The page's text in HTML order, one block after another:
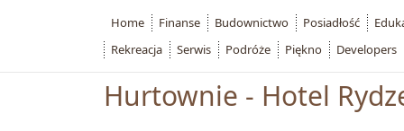
Hurtownie - Hotel
Home Finanse Budownictwo Posiadłość
Rekreacja
Serwis Podróże Piękno Developers